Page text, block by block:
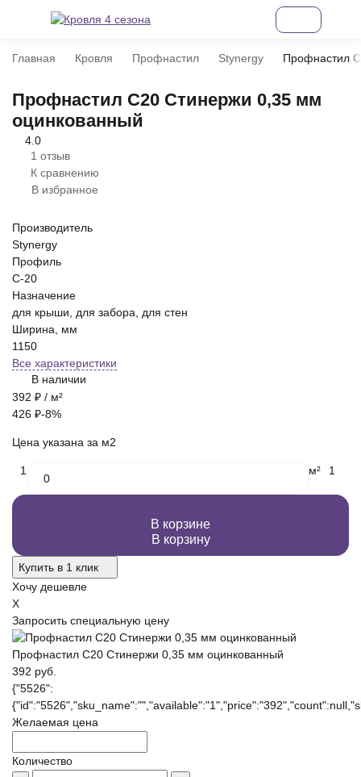
Главная Кровля Профнастил Stynergy Профнастил
Профнастил С20 Стинержи 0,35 мм
оцинкованный
4.0
1 отзыв
К сравнению
В избранное
Производитель
Stynergy
Профиль
С-20
Назначение
для крыши, для забора, для стен
Ширина, мм
1150
Все характеристики
В наличии
392 ₽ / м²
426 ₽-8%
Цена указана за м2
1 м² 1
В корзине
В корзину
Купить в 1 клик
Хочу дешевле
X
Запросить специальную цену
Профнастил С20 Стинержи 0,35 мм оцинкованный
392 руб.
{"5526":
Желаемая цена
Количество